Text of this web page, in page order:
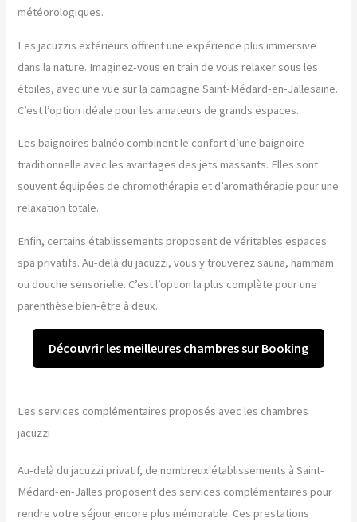
météorologiques.
Les jacuzzis extérieurs offrent une expérience plus immersive
dans la nature. Imaginez-vous en train de vous relaxer sous les
étoiles, avec une vue sur la campagne Saint-Médard-en-Jallesaine.
C’est l’option idéale pour les amateurs de grands espaces.
Les baignoires balnéo combinent le confort d’une baignoire
traditionnelle avec les avantages des jets massants. Elles sont
souvent équipées de chromothérapie et d’aromathérapie pour une
relaxation totale.
Enfin, certains établissements proposent de véritables espaces
spa privatifs. Au-delà du jacuzzi, vous y trouverez sauna, hammam
ou douche sensorielle. C’est l’option la plus complète pour une
parenthèse bien-être à deux.
Découvrir les meilleures chambres sur Booking
Les services complémentaires proposés avec les chambres
jacuzzi
Au-delà du jacuzzi privatif, de nombreux établissements à Saint-
Médard-en-Jalles proposent des services complémentaires pour
rendre votre séjour encore plus mémorable. Ces prestations